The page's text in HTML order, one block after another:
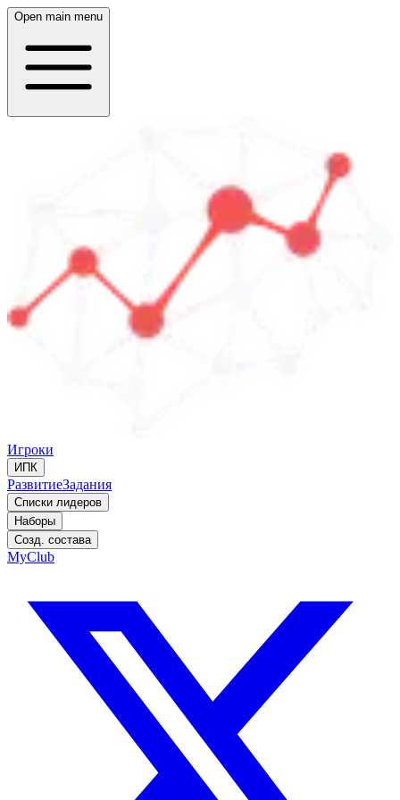
Open main menu
Игроки
ИПК
РазвитиеЗадания
Списки лидеров
Наборы
Созд. состава
MyClub